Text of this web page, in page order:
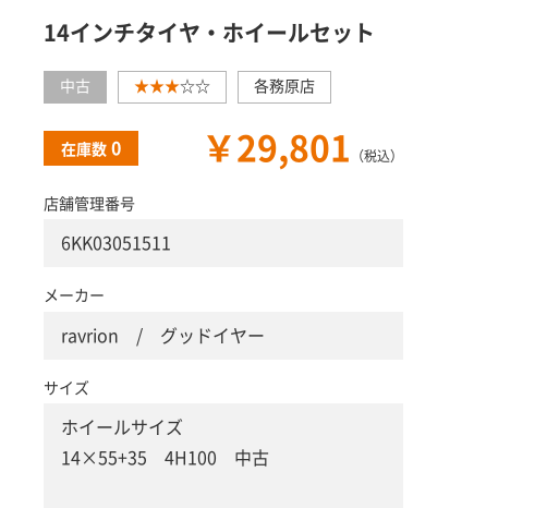
14インチタイヤ・ホイールセット
中古 ★★★☆☆ 各務原店
在庫数 0 ￥29,801 （税込）
店舗管理番号
6KK03051511
メーカー
ravrion / グッドイヤー
サイズ
ホイールサイズ
14×55+35 4H100 中古